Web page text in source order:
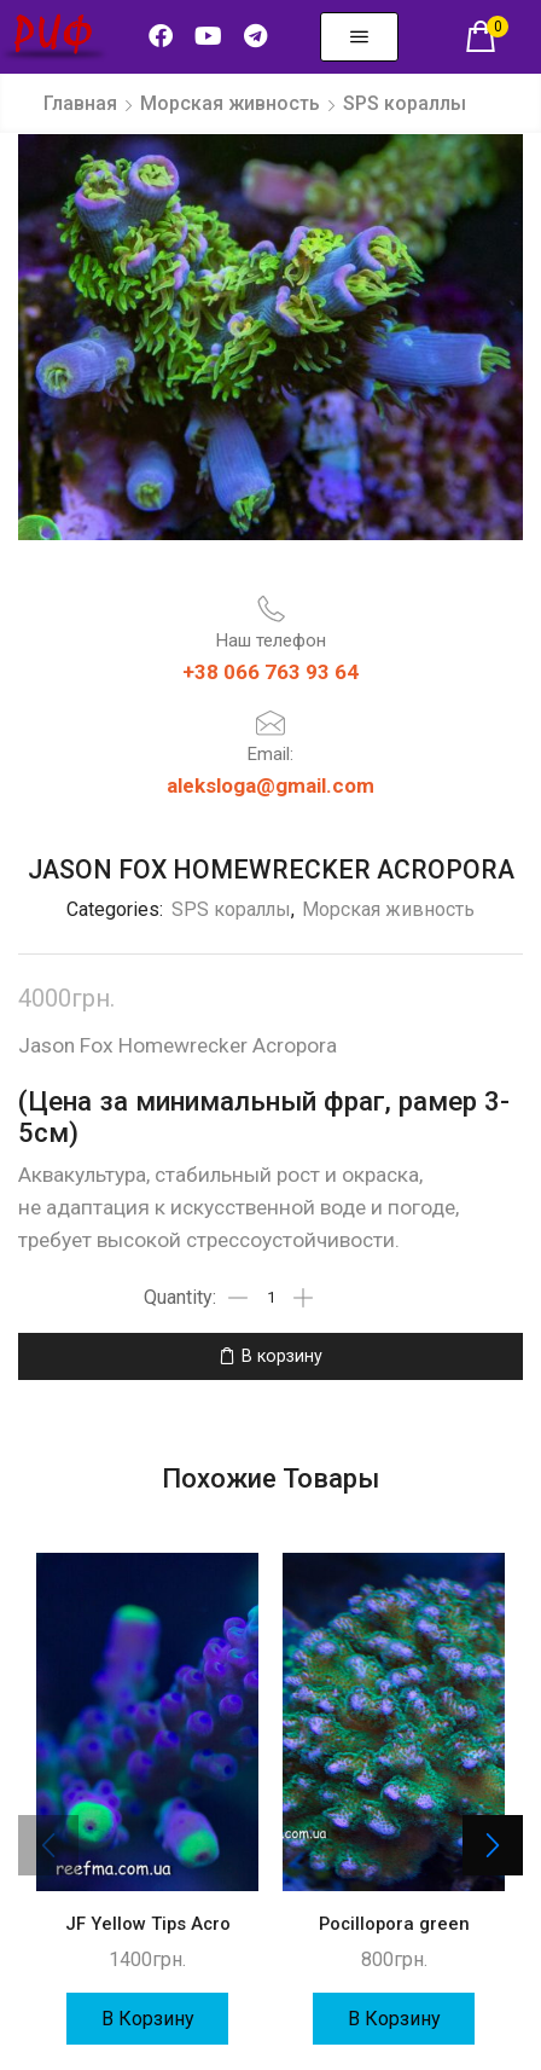
0
Главная Морская живность SPS кораллы
Наш телефон
+38 066 763 93 64
Email:
aleksloga@gmail.com
JASON FOX HOMEWRECKER ACROPORA
Categories: SPS кораллы, Морская живность
4000грн.
Jason Fox Homewrecker Acropora
(Цена за минимальный фраг, рамер 3-
5см)
Аквакультура, стабильный рост и окраска,
не адаптация к искусственной воде и погоде,
требует высокой стрессоустойчивости.
В корзину
Похожие Товары
JF Yellow Tips Acro
1400грн.
В Корзину
Pocillopora green
800грн.
В Корзину